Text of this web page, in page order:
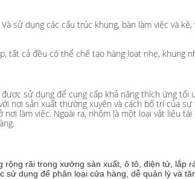
sử dụng các cấu trúc khung, bàn làm việc và
tất cả đều có thể chế tạo hàng loạt nhẹ, khung
sử dụng để cung cấp khả năng thích ứng
nơi sản xuất thường xuyên và cách bố trí của
làm việc. Ngoài ra, nhôm là một loại vật liệu
rãi trong xưởng sản xuất, ô tô, điện tử, lắp
dụng để phân loại cửa hàng, dễ quản lý và